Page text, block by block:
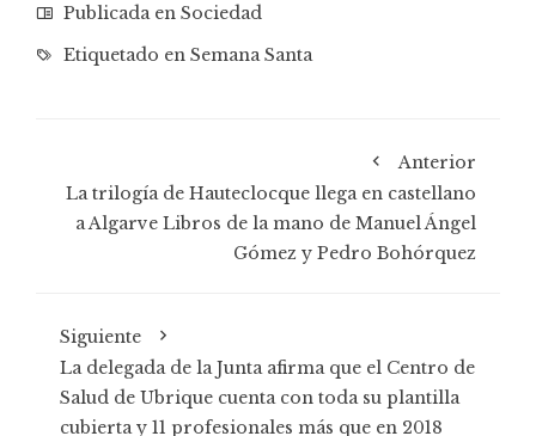
Publicada en Sociedad
Etiquetado en Semana Santa
Anterior
La trilogía de Hauteclocque llega en castellano
a Algarve Libros de la mano de Manuel Ángel
Gómez y Pedro Bohórquez
Siguiente
La delegada de la Junta afirma que el Centro de
Salud de Ubrique cuenta con toda su plantilla
cubierta y 11 profesionales más que en 2018